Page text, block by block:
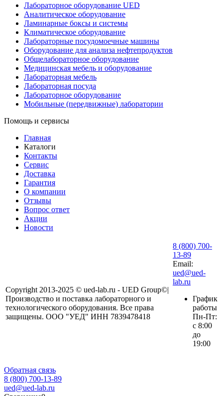
Лабораторное оборудование UED
Аналитическое оборудование
Ламинарные боксы и системы
Климатическое оборудование
Лабораторные посудомоечные машины
Оборудование для анализа нефтепродуктов
Общелабораторное оборудование
Медицинская мебель и оборудование
Лабораторная мебель
Лабораторная посуда
Лабораторное оборудование
Мобильные (передвижные) лаборатории
Помощь и сервисы
Главная
Каталоги
Контакты
Сервис
Доставка
Гарантия
О компании
Отзывы
Вопрос ответ
Акции
Новости
Copyright 2013-2025 © ued-lab.ru - UED Group©|
Производство и поставка лабораторного и
технологического оборудования. Все права
защищены. ООО "УЕД" ИНН 7839478418
8 (800) 700-
13-89
Email:
ued@ued-
lab.ru
График
работы
Пн-Пт:
с 8:00
до
19:00
Обратная связь
8 (800) 700-13-89
ued@ued-lab.ru